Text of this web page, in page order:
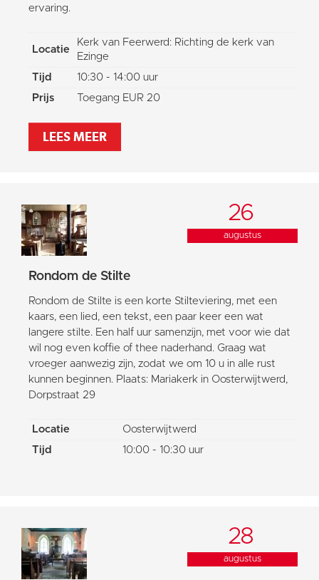
ervaring.
Locatie
Kerk van Feerwerd: Richting de kerk van
Ezinge
Tijd
10:30 - 14:00 uur
Prijs
Toegang EUR 20
LEES MEER
26
augustus
Rondom de Stilte
Rondom de Stilte is een korte Stilteviering, met een
kaars, een lied, een tekst, een paar keer een wat
langere stilte. Een half uur samenzijn, met voor wie dat
wil nog even koffie of thee naderhand. Graag wat
vroeger aanwezig zijn, zodat we om 10 u in alle rust
kunnen beginnen. Plaats: Mariakerk in Oosterwijtwerd,
Dorpstraat 29
Locatie
Oosterwijtwerd
Tijd
10:00 - 10:30 uur
28
augustus